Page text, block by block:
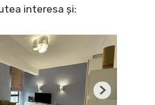
interesa și:
Next